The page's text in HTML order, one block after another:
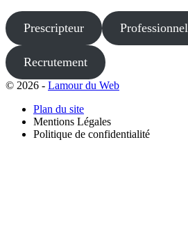
Prescripteur Professionnel
Recrutement
© 2026 - Lamour du Web
Plan du site
Mentions Légales
Politique de confidentialité